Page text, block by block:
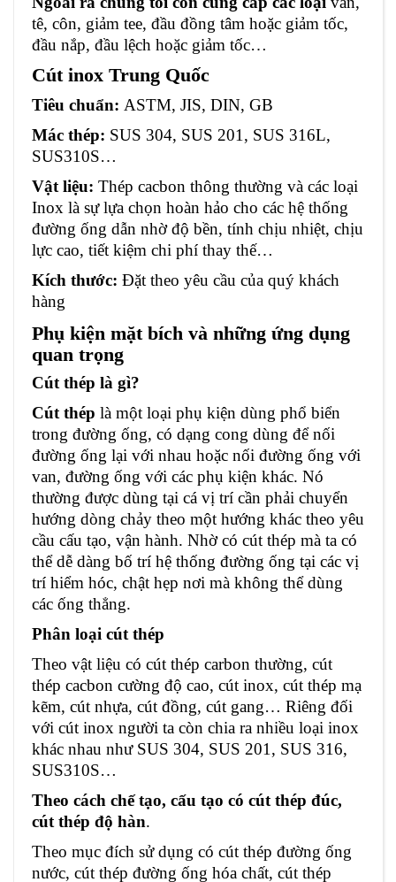
tê, côn, giảm tee, đầu đồng tâm hoặc giảm tốc,
đầu nắp, đầu lệch hoặc giảm tốc…
Cút inox Trung Quốc
Tiêu chuẩn: ASTM, JIS, DIN, GB
Mác thép: SUS 304, SUS 201, SUS 316L,
SUS310S…
Vật liệu: Thép cacbon thông thường và các loại
Inox là sự lựa chọn hoàn hảo cho các hệ thống
đường ống dẫn nhờ độ bền, tính chịu nhiệt, chịu
lực cao, tiết kiệm chi phí thay thế…
Kích thước: Đặt theo yêu cầu của quý khách
hàng
Phụ kiện mặt bích và những ứng dụng
quan trọng
Cút thép là gì?
Cút thép là một loại phụ kiện dùng phổ biển
trong đường ống, có dạng cong dùng để nối
đường ống lại với nhau hoặc nối đường ống với
van, đường ống với các phụ kiện khác. Nó
thường được dùng tại cá vị trí cần phải chuyển
hướng dòng chảy theo một hướng khác theo yêu
cầu cấu tạo, vận hành. Nhờ có cút thép mà ta có
thể dễ dàng bố trí hệ thống đường ống tại các vị
trí hiểm hóc, chật hẹp nơi mà không thể dùng
các ống thẳng.
Phân loại cút thép
Theo vật liệu có cút thép carbon thường, cút
thép cacbon cường độ cao, cút inox, cút thép mạ
kẽm, cút nhựa, cút đồng, cút gang… Riêng đối
với cút inox người ta còn chia ra nhiều loại inox
khác nhau như SUS 304, SUS 201, SUS 316,
SUS310S…
Theo cách chế tạo, cấu tạo có cút thép đúc,
cút thép độ hàn.
Theo mục đích sử dụng có cút thép đường ống
nước, cút thép đường ống hóa chất, cút thép